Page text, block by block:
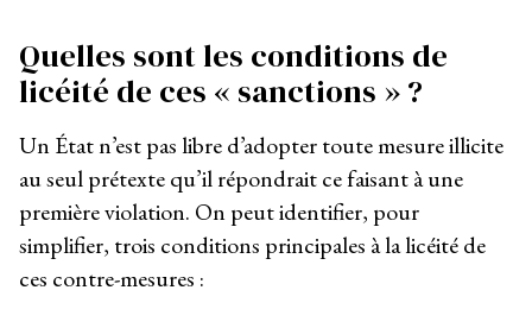
Quelles sont les conditions de
licéité de ces « sanctions » ?
Un État n’est pas libre d’adopter toute mesure illicite
au seul prétexte qu’il répondrait ce faisant à une
première violation. On peut identifier, pour
simplifier, trois conditions principales à la licéité de
ces contre-mesures :